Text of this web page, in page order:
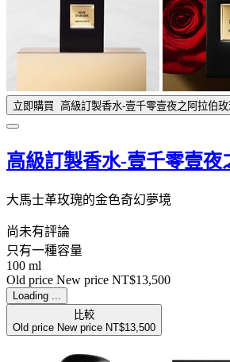
立即購買 高級訂製香水-壹千零壹夜之阿拉伯
高級訂製香水-壹千零壹夜
大馬士革玫瑰的金色奇幻夢境
尚未有評論
只有一種容量
100 ml
Old price New price NT$13,500
Loading ...
比較
Old price New price NT$13,500